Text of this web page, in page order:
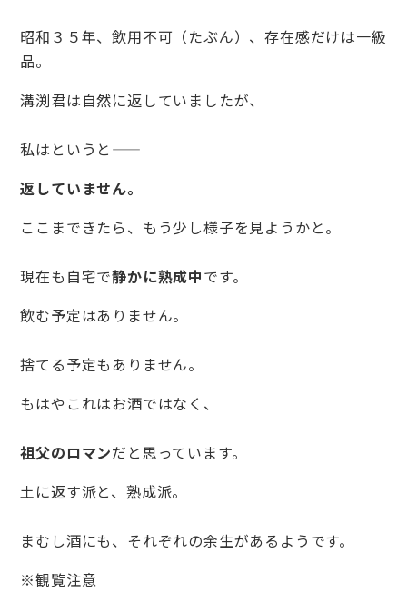
昭和３５年、飲用不可（たぶん）、存在感だけは一級
品。
溝渕君は自然に返していましたが、
私はというと――
返していません。
ここまできたら、もう少し様子を見ようかと。
現在も自宅で静かに熟成中です。
飲む予定はありません。
捨てる予定もありません。
もはやこれはお酒ではなく、
祖父のロマンだと思っています。
土に返す派と、熟成派。
まむし酒にも、それぞれの余生があるようです。
※観覧注意